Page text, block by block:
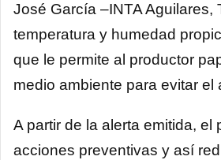
José García –INTA Aguilares,
temperatura y humedad
que le permite al productor
medio ambiente para evitar el
A partir de la alerta emitida,
acciones preventivas y así